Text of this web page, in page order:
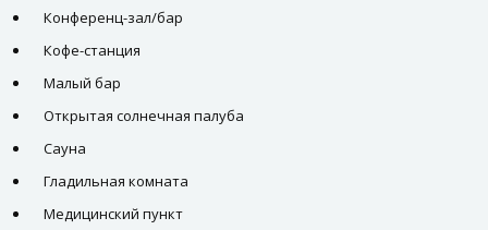
Конференц-зал/бар
Кофе-станция
Малый бар
Открытая солнечная палуба
Сауна
Гладильная комната
Медицинский пункт